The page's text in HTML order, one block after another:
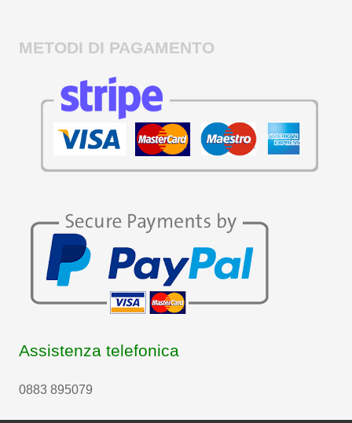
METODI DI PAGAMENTO
Assistenza telefonica
0883 895079